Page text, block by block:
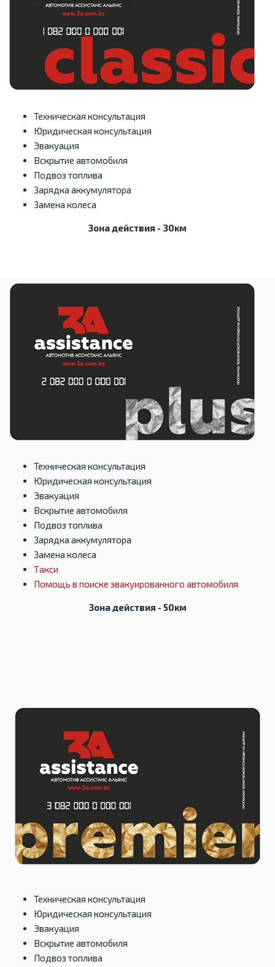
Техническая консультация
Юридическая консультация
Эвакуация
Вскрытие автомобиля
Подвоз топлива
Зарядка аккумулятора
Замена колеса
Зона действия - 30км
Техническая консультация
Юридическая консультация
Эвакуация
Вскрытие автомобиля
Подвоз топлива
Зарядка аккумулятора
Замена колеса
Такси
Помощь в поиске эвакуированного автомобиля
Зона действия - 50км
Техническая консультация
Юридическая консультация
Эвакуация
Вскрытие автомобиля
Подвоз топлива